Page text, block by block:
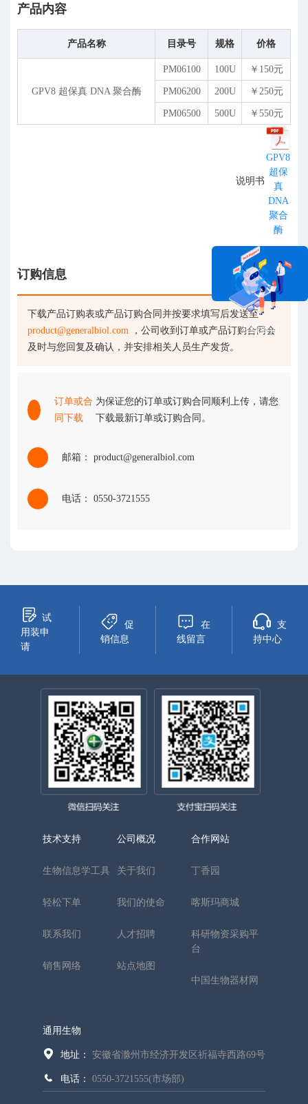
产品内容
产品名称 目录号 规格 价格
GPV8 超保真 DNA 聚合酶
PM06100 100U ￥150元
PM06200 200U ￥250元
PM06500 500U ￥550元
说明书
GPV8
超保
真
DNA
聚合
酶
订购信息
下载产品订购表或产品订购合同并按要求填写后发送至
product@generalbiol.com ，公司收到订单或产品订购合同会
及时与您回复及确认，并安排相关人员生产发货。
订单或合
同下载
为保证您的订单或订购合同顺利上传，请您
下载最新订单或订购合同。
邮箱： product@generalbiol.com
电话： 0550-3721555
试
用装申
请
促
销信息
在
线留言
支
持中心
技术支持
生物信息学工具
轻松下单
联系我们
销售网络
公司概况
关于我们
我们的使命
人才招聘
站点地图
合作网站
丁香园
喀斯玛商城
科研物资采购平
台
中国生物器材网
通用生物
地址： 安徽省滁州市经济开发区祈福寺西路69号
电话： 0550-3721555(市场部)
在线咨询